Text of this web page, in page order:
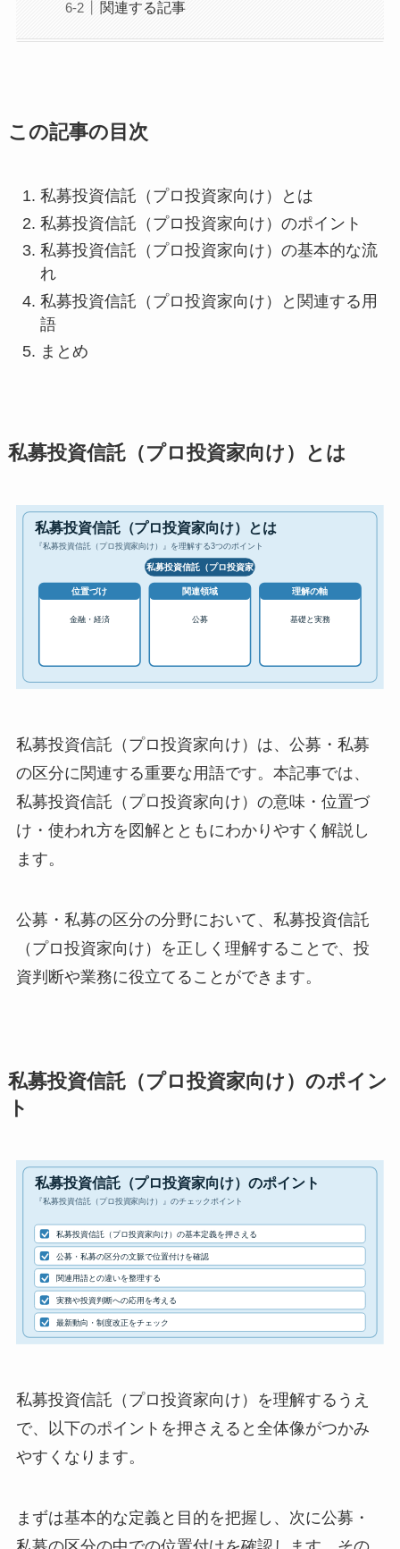
関連する記事
この記事の目次
私募投資信託（プロ投資家向け）とは
私募投資信託（プロ投資家向け）のポイント
私募投資信託（プロ投資家向け）の基本的な流
れ
私募投資信託（プロ投資家向け）と関連する用
語
まとめ
私募投資信託（プロ投資家向け）とは
私募投資信託（プロ投資家向け）は、公募・私募
の区分に関連する重要な用語です。本記事では、
私募投資信託（プロ投資家向け）の意味・位置づ
け・使われ方を図解とともにわかりやすく解説し
ます。
公募・私募の区分の分野において、私募投資信託
（プロ投資家向け）を正しく理解することで、投
資判断や業務に役立てることができます。
私募投資信託（プロ投資家向け）のポイン
ト
私募投資信託（プロ投資家向け）を理解するうえ
で、以下のポイントを押さえると全体像がつかみ
やすくなります。
まずは基本的な定義と目的を把握し、次に公募・